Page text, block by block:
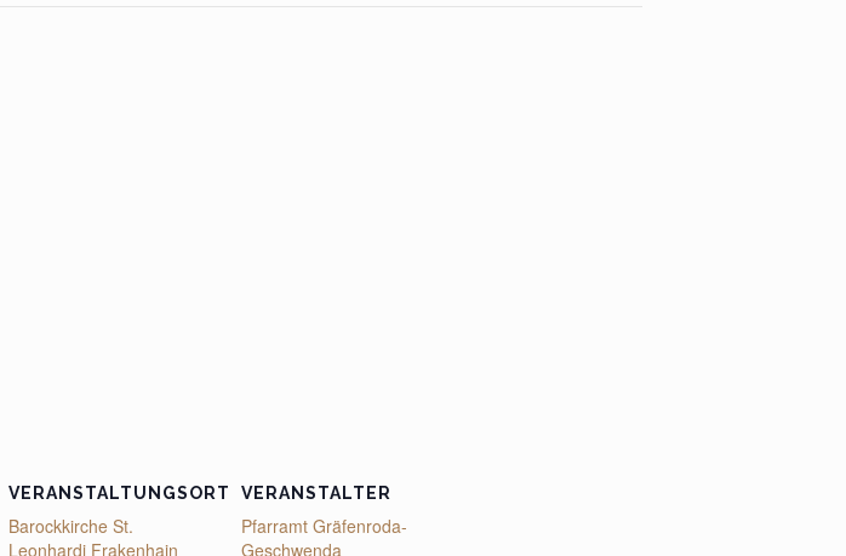
VERANSTALTUNGSORT
Barockkirche St.
Leonhardi Frakenhain
VERANSTALTER
Pfarramt Gräfenroda-
Geschwenda